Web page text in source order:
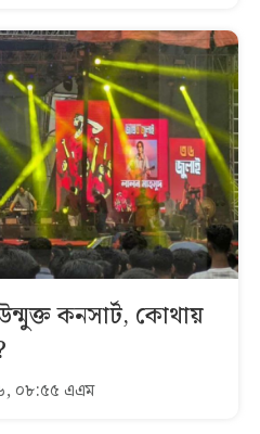
কনসার্ট, কোথায়
০৮:৫৫ এএম